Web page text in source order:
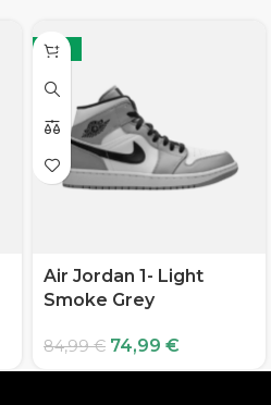
-12%
Air Jordan 1- Light
Smoke Grey
84,99€ 74,99 €